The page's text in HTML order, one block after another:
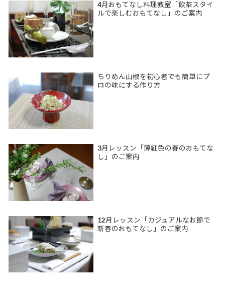
4月おもてなし料理教室「飲茶スタイ
ルで楽しむおもてなし」のご案内
ちりめん山椒を初心者でも簡単にプ
ロの味にする作り方
3月レッスン「薄紅色の春のおもてな
し」のご案内
12月レッスン「カジュアルなお節で
新春のおもてなし」のご案内